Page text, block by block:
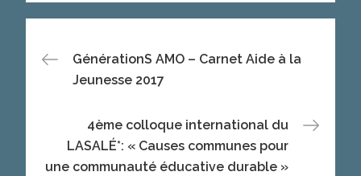
Navigation
l’article
GénérationS AMO – Carnet Aide à la
Jeunesse 2017
4ème colloque international du
LASALÉ*: « Causes communes pour
une communauté éducative durable »